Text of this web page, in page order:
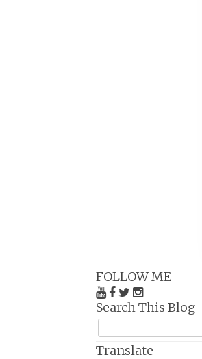
FOLLOW ME
Search This Blog
Translate